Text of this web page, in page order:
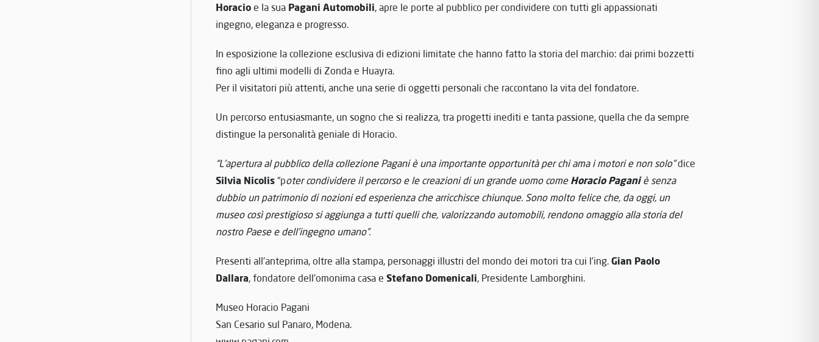
Horacio e la sua Pagani Automobili, apre le porte al pubblico per condividere con tutti gli appassionati
ingegno, eleganza e progresso.
In esposizione la collezione esclusiva di edizioni limitate che hanno fatto la storia del marchio: dai primi bozzetti
fino agli ultimi modelli di Zonda e Huayra.
Per il visitatori più attenti, anche una serie di oggetti personali che raccontano la vita del fondatore.
Un percorso entusiasmante, un sogno che si realizza, tra progetti inediti e tanta passione, quella che da sempre
distingue la personalità geniale di Horacio.
“L’apertura al pubblico della collezione Pagani è una importante opportunità per chi ama i motori e non solo”dice
Silvia Nicolis “poter condividere il percorso e le creazioni di un grande uomo come Horacio Paganiè senza
dubbio un patrimonio di nozioni ed esperienza che arricchisce chiunque. Sono molto felice che, da oggi, un
museo così prestigioso si aggiunga a tutti quelli che, valorizzando automobili, rendono omaggio alla storia del
nostro Paese e dell’ingegno umano”.
Presenti all’anteprima, oltre alla stampa, personaggi illustri del mondo dei motori tra cui l’ing. Gian Paolo
Dallara, fondatore dell’omonima casa e Stefano Domenicali, Presidente Lamborghini.
Museo Horacio Pagani
San Cesario sul Panaro, Modena.